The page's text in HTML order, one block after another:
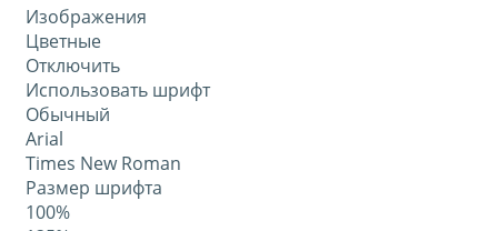
Изображения
Цветные
Отключить
Использовать шрифт
Обычный
Arial
Times New Roman
Размер шрифта
100%